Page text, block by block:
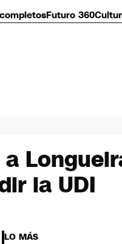
Futuro 360
la UDI
LO MÁS